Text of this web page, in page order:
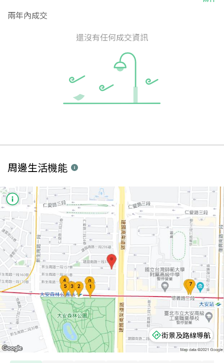
兩年內成交
還沒有任何成交資訊
周邊生活機能
街景及路線導航